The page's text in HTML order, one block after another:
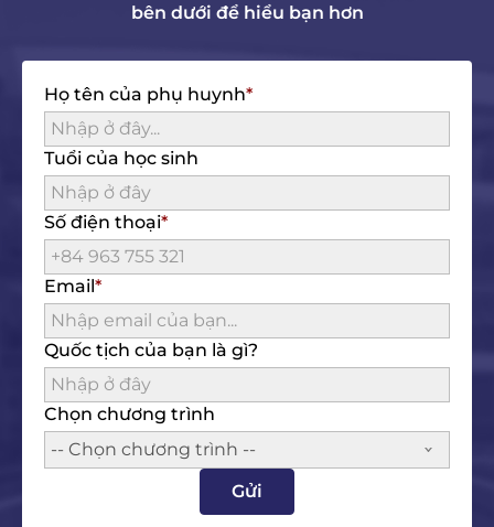
bên dưới để hiểu bạn hơn
Họ tên của phụ huynh
Tuổi của học sinh
Số điện thoại
Email
Quốc tịch của bạn là gì?
Chọn chương trình
-- Chọn chương trình --
Gửi